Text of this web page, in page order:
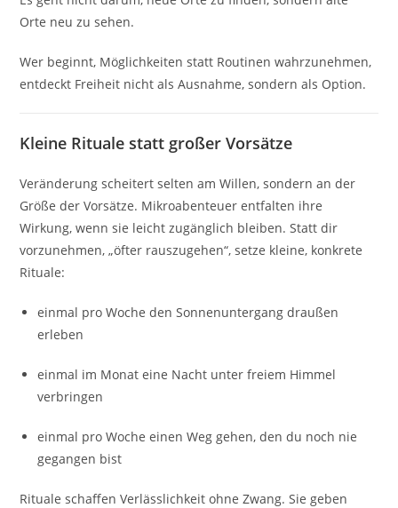
Orte neu zu sehen.
Wer beginnt, Möglichkeiten statt Routinen wahrzunehmen,
entdeckt Freiheit nicht als Ausnahme, sondern als Option.
Kleine Rituale statt großer Vorsätze
Veränderung scheitert selten am Willen, sondern an der
Größe der Vorsätze. Mikroabenteuer entfalten ihre
Wirkung, wenn sie leicht zugänglich bleiben. Statt dir
vorzunehmen, „öfter rauszugehen“, setze kleine, konkrete
Rituale:
einmal pro Woche den Sonnenuntergang draußen
erleben
einmal im Monat eine Nacht unter freiem Himmel
verbringen
einmal pro Woche einen Weg gehen, den du noch nie
gegangen bist
Rituale schaffen Verlässlichkeit ohne Zwang. Sie geben